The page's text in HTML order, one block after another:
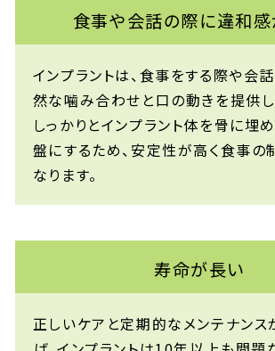
食事や会話の際に違和
インプラントは、食事をする際や会
然な噛み合わせと口の動きを提供し
しっかりとインプラント体を骨に埋
盤にするため、安定性が高く食事の
なります。
寿命が長い
正しいケアと定期的なメンテナンス